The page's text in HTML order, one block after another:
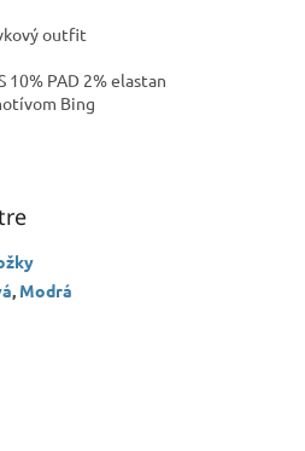
outfit
10% PAD 2% elastan
Bing
, Modrá